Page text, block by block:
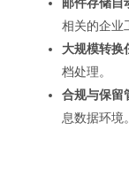
相关的企业
大规模转换
档处理。
合规与保留
息数据环境。